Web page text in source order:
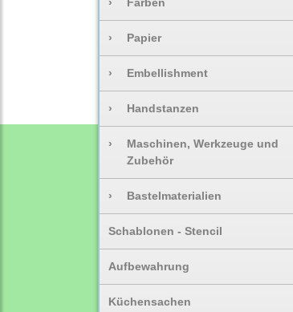
› Papier
› Embellishment
› Handstanzen
›
Maschinen, Werkzeuge und
Zubehör
› Bastelmaterialien
Schablonen - Stencil
Aufbewahrung
Küchensachen